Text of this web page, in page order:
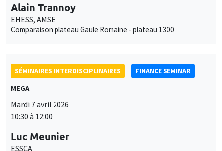
Alain Trannoy
EHESS, AMSE
Comparaison plateau Gaule Romaine - plateau 1300
SÉMINAIRES INTERDISCIPLINAIRES
FINANCE SEMINAR
MEGA
Mardi 7 avril 2026
10:30 à 12:00
Luc Meunier
ESSCA